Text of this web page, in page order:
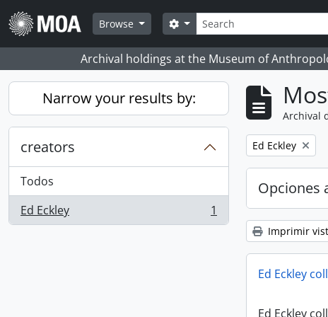
Skip to main content
Browse
Búsqueda
Search options
Archival holdings at the Museum of
Narrow your results by:
creators
Todos
Ed Eckley
, 1 resultados 1
Archival
Remove filter:
Ed Eckley
Opciones
Imprimir
Ed Eckley
Ed Eckley